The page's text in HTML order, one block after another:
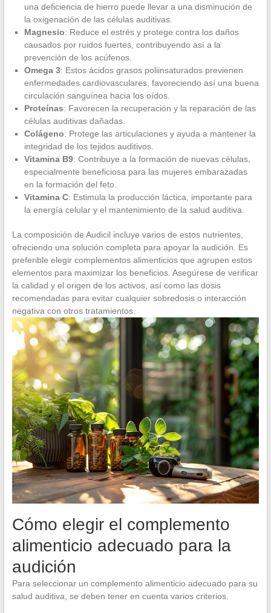
una deficiencia de hierro puede llevar a una disminución de
la oxigenación de las células auditivas.
Magnesio: Reduce el estrés y protege contra los daños
causados por ruidos fuertes, contribuyendo así a la
prevención de los acúfenos.
Omega 3: Estos ácidos grasos poliinsaturados previenen
enfermedades cardiovasculares, favoreciendo así una buena
circulación sanguínea hacia los oídos.
Proteínas: Favorecen la recuperación y la reparación de las
células auditivas dañadas.
Colágeno: Protege las articulaciones y ayuda a mantener la
integridad de los tejidos auditivos.
Vitamina B9: Contribuye a la formación de nuevas células,
especialmente beneficiosa para las mujeres embarazadas
en la formación del feto.
Vitamina C: Estimula la producción láctica, importante para
la energía celular y el mantenimiento de la salud auditiva.
La composición de Audicil incluye varios de estos nutrientes,
ofreciendo una solución completa para apoyar la audición. Es
preferible elegir complementos alimenticios que agrupen estos
elementos para maximizar los beneficios. Asegúrese de verificar
la calidad y el origen de los activos, así como las dosis
recomendadas para evitar cualquier sobredosis o interacción
negativa con otros tratamientos.
Cómo elegir el complemento
alimenticio adecuado para la
audición
Para seleccionar un complemento alimenticio adecuado para su
salud auditiva, se deben tener en cuenta varios criterios.